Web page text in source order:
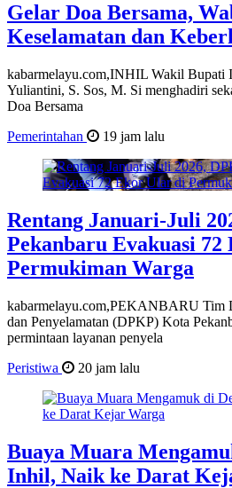
Gelar Doa Bersama,
Keselamatan dan
kabarmelayu.com,INHIL Wakil
Yuliantini, S. Sos, M. Si menghadiri
Doa Bersama
Pemerintahan
19 jam lalu
Rentang Januari-Juli
Pekanbaru Evakuasi
Permukiman Warga
kabarmelayu.com,PEKANBARU Tim
dan Penyelamatan (DPKP) Kota
permintaan layanan penyela
Peristiwa
20 jam lalu
Buaya Muara
Inhil, Naik ke Darat